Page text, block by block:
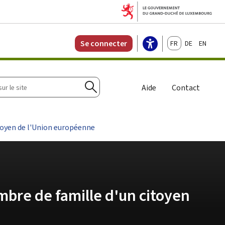
Se connecter FrançaisDeutschEnglish
Rechercher
Aide Contact
de l'Union européenne
de famille d'un citoyen